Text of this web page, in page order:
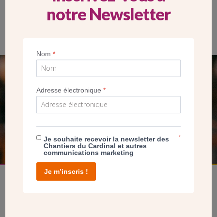
Les apôtres de la Sainte-Chapelle sont exposés dans une salle
SEUL VOTRE DON
NOUS PERMET D’AGIR
FAIRE UN DON
notre Newsletter
Nom*
Adresse électronique*
Je souhaite recevoir la newsletter des
Chantiers du Cardinal et autres
communications marketing
*
Je m’inscris !